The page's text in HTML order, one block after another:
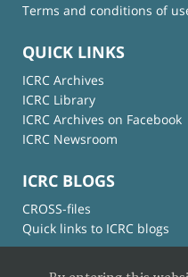
Terms and conditions of
QUICK LINKS
ICRC Archives
ICRC Library
ICRC Archives on Facebook
ICRC Newsroom
ICRC BLOGS
CROSS-files
Quick links to ICRC blogs